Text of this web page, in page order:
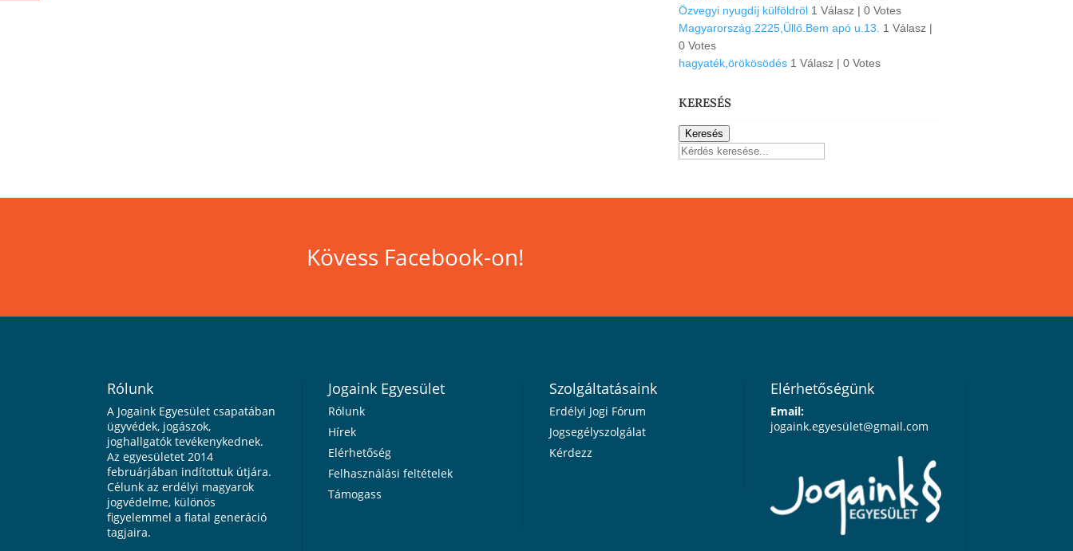
Özvegyi nyugdíj külföldröl 1 Válasz | 0 Votes
Magyarország.2225,Üllő.Bem apó u.13.
1 Válasz |
0 Votes
hagyaték,örökösödés 1 Válasz | 0 Votes
KERESÉS
Keresés
Kövess Facebook-on!
Rólunk
A Jogaink Egyesület csapatában
ügyvédek, jogászok,
joghallgatók tevékenykednek.
Az egyesületet 2014
februárjában indítottuk útjára.
Célunk az erdélyi magyarok
jogvédelme, különös
figyelemmel a fiatal generáció
tagjaira.
Jogaink Egyesület
Rólunk
Hírek
Elérhetőség
Felhasználási feltételek
Támogass
Szolgáltatásaink
Erdélyi Jogi Fórum
Jogsegélyszolgálat
Kérdezz
Elérhetőségünk
Email:
jogaink.egyesület@gmail.com